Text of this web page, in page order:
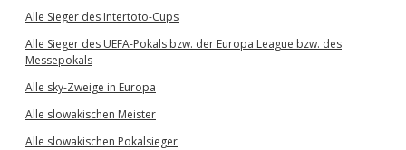
Alle Sieger des Intertoto-Cups
Alle Sieger des UEFA-Pokals bzw. der Europa League bzw. des
Messepokals
Alle sky-Zweige in Europa
Alle slowakischen Meister
Alle slowakischen Pokalsieger